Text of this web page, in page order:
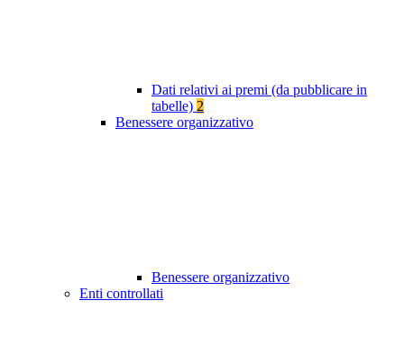
Dati relativi ai premi (da pubblicare in
tabelle) 2
Benessere organizzativo
Benessere organizzativo
Enti controllati